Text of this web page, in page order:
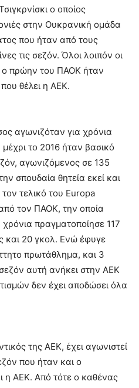
ο οποίος
στην Ουκρανική ομάδα
που ήταν από τους
τις σεζόν. Όλοι λοιπόν οι
ο πρώην του ΠΑΟΚ ήταν
θέλει η ΑΕΚ.
αγωνιζόταν για χρόνια
το 2016 ήταν βασικό
αγωνιζόμενος σε 135
σπουδαία θητεία εκεί και
τελικό του Europa
τον ΠΑΟΚ, την οποία
πραγματοποίησε 117
και 20 γκολ. Ενώ έφυγε
πρωτάθλημα, και 3
αυτή ανήκει στην ΑΕΚ
δεν έχει αποδώσει όλα
της ΑΕΚ, έχει αγωνιστεί
που ήταν και ο
η ΑΕΚ. Από τότε ο καθένας